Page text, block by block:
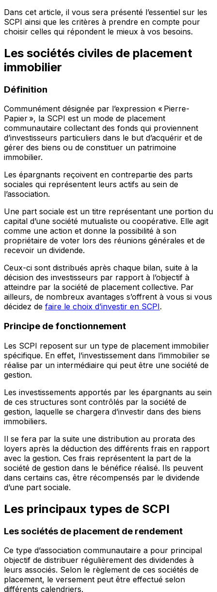
Dans cet article, il vous sera présenté l’essentiel sur les
SCPI ainsi que les critères à prendre en compte pour
choisir celles qui répondent le mieux à vos besoins.
Les sociétés civiles de placement
immobilier
Définition
Communément désignée par l’expression « Pierre-
Papier », la SCPI est un mode de placement
communautaire collectant des fonds qui proviennent
d’investisseurs particuliers dans le but d’acquérir et de
gérer des biens ou de constituer un patrimoine
immobilier.
Les épargnants reçoivent en contrepartie des parts
sociales qui représentent leurs actifs au sein de
l’association.
Une part sociale est un titre représentant une portion du
capital d’une société mutualiste ou coopérative. Elle agit
comme une action et donne la possibilité à son
propriétaire de voter lors des réunions générales et de
recevoir un dividende.
Ceux-ci sont distribués après chaque bilan, suite à la
décision des investisseurs par rapport à l’objectif à
atteindre par la société de placement collective. Par
ailleurs, de nombreux avantages s’offrent à vous si vous
décidez de faire le choix d’investir en SCPI.
Principe de fonctionnement
Les SCPI reposent sur un type de placement immobilier
spécifique. En effet, l’investissement dans l’immobilier se
réalise par un intermédiaire qui peut être une société de
gestion.
Les investissements apportés par les épargnants au sein
de ces structures sont contrôlés par la société de
gestion, laquelle se chargera d’investir dans des biens
immobiliers.
Il se fera par la suite une distribution au prorata des
loyers après la déduction des différents frais en rapport
avec la gestion. Ces frais représentent la part de la
société de gestion dans le bénéfice réalisé. Ils peuvent
dans certains cas, être récompensés par le dividende
d’une part sociale.
Les principaux types de SCPI
Les sociétés de placement de rendement
Ce type d’association communautaire a pour principal
objectif de distribuer régulièrement des dividendes à
leurs associés. Selon le règlement de ces sociétés de
placement, le versement peut être effectué selon
différents calendriers.